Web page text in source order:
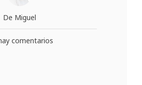
De Miguel
comentarios